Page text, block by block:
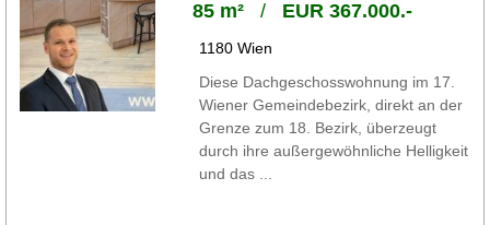
85 m²/ EUR 367.000.-
1180 Wien
Diese Dachgeschosswohnung im 17.
Wiener Gemeindebezirk, direkt an der
Grenze zum 18. Bezirk, überzeugt
durch ihre außergewöhnliche Helligkeit
und das ...